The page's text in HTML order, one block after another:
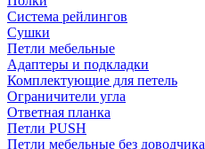
Система рейлингов
Сушки
Петли мебельные
Адаптеры и подкладки
Комплектующие для петель
Ограничители угла
Ответная планка
Петли PUSH
Петли мебельные без доводчика